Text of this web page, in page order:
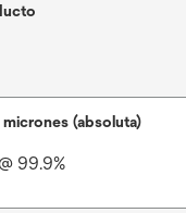
(absoluta)
99.9%